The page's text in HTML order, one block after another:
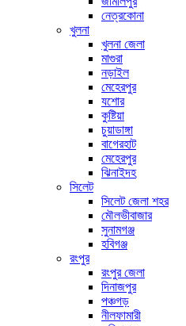
নেত্রকোনা
খুলনা
খুলনা জেলা
মাগুরা
নড়াইল
মেহেরপুর
যশোর
কুষ্টিয়া
চুয়াডাঙ্গা
বাগেরহাট
মেহেরপুর
ঝিনাইদহ
সিলেট
সিলেট জেলা শহর
মৌলভীবাজার
সুনামগঞ্জ
হবিগঞ্জ
রংপুর
রংপুর জেলা
দিনাজপুর
পঞ্চগড়
নীলফামারী